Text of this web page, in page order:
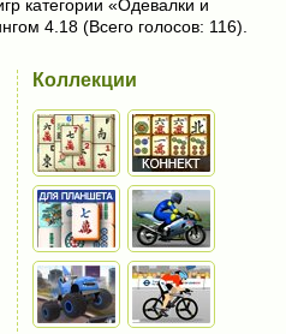
категории «Одевалки и
4.18 (Всего голосов: 116).
Коллекции